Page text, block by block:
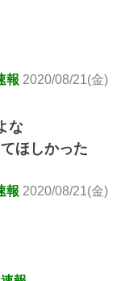
報 2020/08/21(金)
な
ほしかった
報 2020/08/21(金)